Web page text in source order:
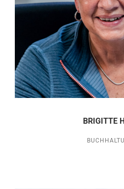
BRIGITTE